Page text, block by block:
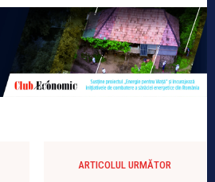
ARTICOLUL URMĂTOR